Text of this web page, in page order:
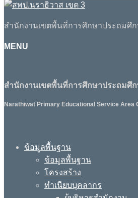
สำนักงานเขตพื้นที่การศึกษาประถมศึก
MENU
สำนักงานเขตพื้นที่การศึกษาประถมศึก
Narathiwat Primary Educational Service Area
ข้อมูลพื้นฐาน
ข้อมูลพื้นฐาน
โครงสร้าง
ทำเนียบบุคลากร